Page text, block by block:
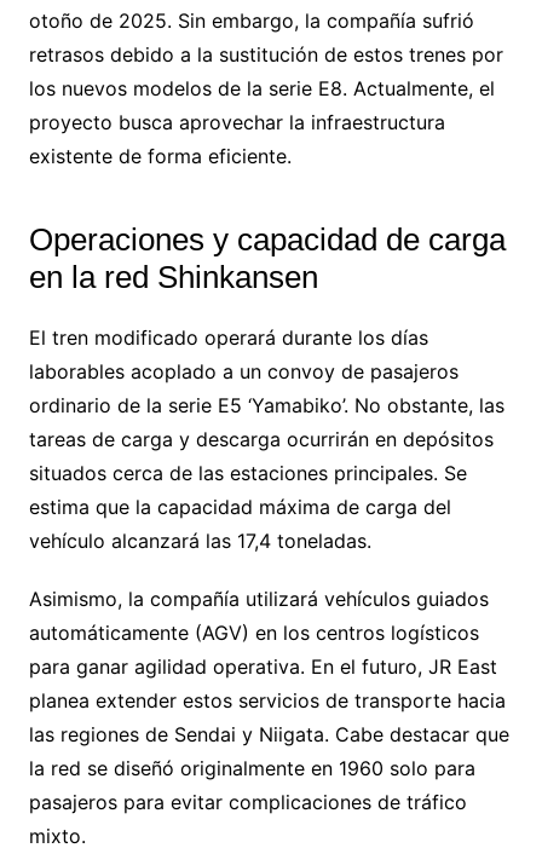
otoño de 2025. Sin embargo, la compañía sufrió
retrasos debido a la sustitución de estos trenes por
los nuevos modelos de la serie E8. Actualmente, el
proyecto busca aprovechar la infraestructura
existente de forma eficiente.
Operaciones y capacidad de carga
en la red Shinkansen
El tren modificado operará durante los días
laborables acoplado a un convoy de pasajeros
ordinario de la serie E5 ‘Yamabiko’. No obstante, las
tareas de carga y descarga ocurrirán en depósitos
situados cerca de las estaciones principales. Se
estima que la capacidad máxima de carga del
vehículo alcanzará las 17,4 toneladas.
Asimismo, la compañía utilizará vehículos guiados
automáticamente (AGV) en los centros logísticos
para ganar agilidad operativa. En el futuro, JR East
planea extender estos servicios de transporte hacia
las regiones de Sendai y Niigata. Cabe destacar que
la red se diseñó originalmente en 1960 solo para
pasajeros para evitar complicaciones de tráfico
mixto.